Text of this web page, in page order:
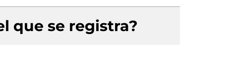
que se registra?